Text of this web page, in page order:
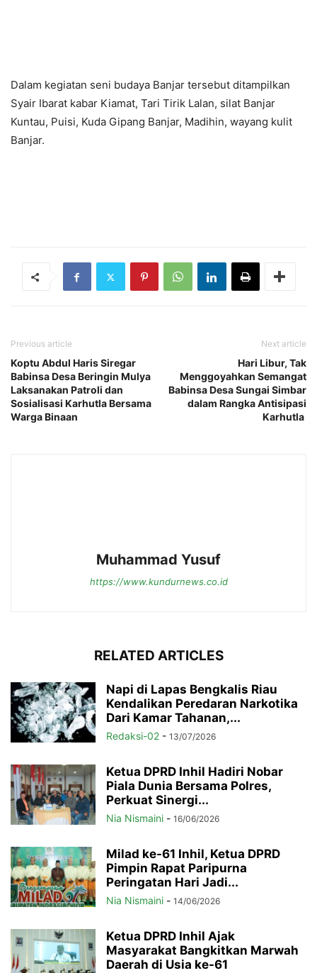
Dalam kegiatan seni budaya Banjar tersebut ditampilkan
Syair Ibarat kabar Kiamat, Tari Tirik Lalan, silat Banjar
Kuntau, Puisi, Kuda Gipang Banjar, Madihin, wayang kulit
Banjar.
Previous article
Koptu Abdul Haris Siregar
Babinsa Desa Beringin Mulya
Laksanakan Patroli dan
Sosialisasi Karhutla Bersama
Warga Binaan
Next article
Hari Libur, Tak
Menggoyahkan Semangat
Babinsa Desa Sungai Simbar
dalam Rangka Antisipasi
Karhutla
Muhammad Yusuf
https://www.kundurnews.co.id
RELATED ARTICLES
Napi di Lapas Bengkalis Riau
Kendalikan Peredaran Narkotika
Dari Kamar Tahanan,...
Redaksi-02 - 13/07/2026
Ketua DPRD Inhil Hadiri Nobar
Piala Dunia Bersama Polres,
Perkuat Sinergi...
Nia Nismaini - 16/06/2026
Milad ke-61 Inhil, Ketua DPRD
Pimpin Rapat Paripurna
Peringatan Hari Jadi...
Nia Nismaini - 14/06/2026
Ketua DPRD Inhil Ajak
Masyarakat Bangkitkan Marwah
Daerah di Usia ke-61